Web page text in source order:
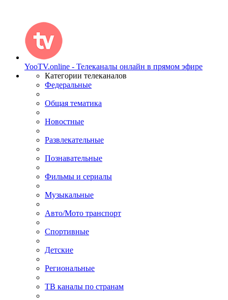
YooTV.online - Телеканалы онлайн в прямом эфире
Категории телеканалов
Федеральные
Общая тематика
Новостные
Развлекательные
Познавательные
Фильмы и сериалы
Музыкальные
Авто/Мото транспорт
Спортивные
Детские
Региональные
ТВ каналы по странам